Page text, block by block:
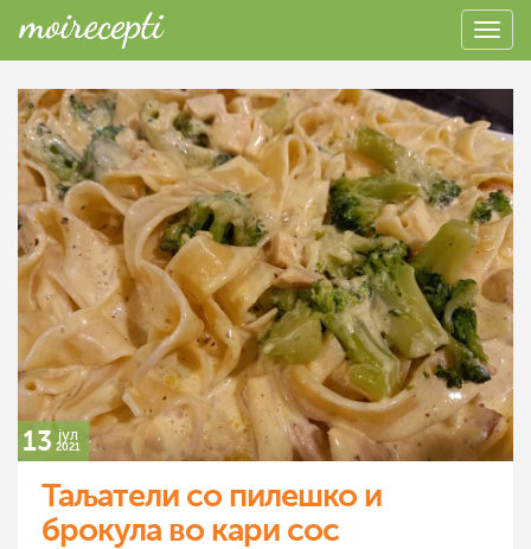
13 јул
2021
Таљатели со пилешко и
брокула во кари сос